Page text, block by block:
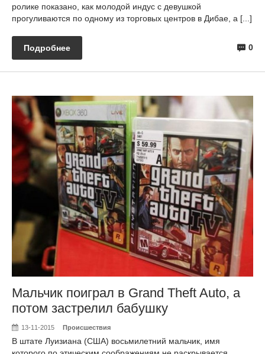
ролике показано, как молодой индус с девушкой
прогуливаются по одному из торговых центров в Дибае, а [...]
0
Подробнее
Мальчик поиграл в Grand Theft Auto, а
потом застрелил бабушку
13-11-2015 Происшествия
В штате Луизиана (США) восьмилетний мальчик, имя